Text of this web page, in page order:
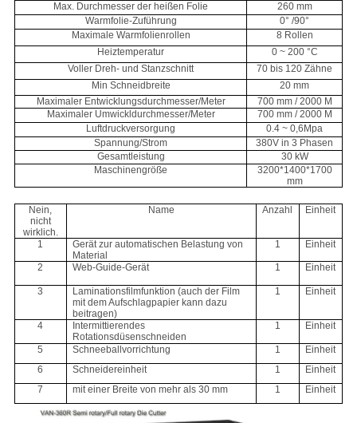
Max. Durchmesser der heißen Folie
260 mm
Warmfolie-Zuführung
0° /90°
Maximale Warmfolienrollen
8 Rollen
Heiztemperatur
0 ~ 200 °C
Voller Dreh- und Stanzschnitt
70 bis 120 Zähne
Min Schneidbreite
20 mm
Maximaler Entwicklungsdurchmesser/Meter
700 mm / 2000 M
Maximaler Umwickldurchmesser/Meter
700 mm / 2000 M
Luftdruckversorgung
0.4 ~ 0,6Mpa
Spannung/Strom
380V in 3 Phasen
Gesamtleistung
30 kW
Maschinengröße
3200*1400*1700
mm
Nein,
nicht
wirklich.
Name Anzahl Einheit
1
Gerät zur automatischen Belastung von
Material
1 Einheit
2 Web-Guide-Gerät 1 Einheit
3
Laminationsfilmfunktion (auch der Film
mit dem Aufschlagpapier kann dazu
beitragen)
1 Einheit
4
Intermittierendes
Rotationsdüsenschneiden
1 Einheit
5 Schneeballvorrichtung 1
Einheit
6
Schneidereinheit 1
Einheit
7
mit einer Breite von mehr als 30 mm 1 Einheit